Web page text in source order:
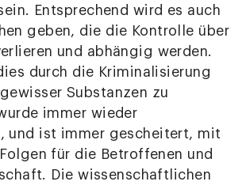
Entsprechend wird es auch
geben, die die Kontrolle über
und abhängig werden.
durch die Kriminalisierung
Substanzen zu
immer wieder
und ist immer gescheitert, mit
für die Betroffenen und
Die wissenschaftlichen